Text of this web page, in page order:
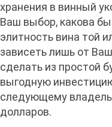
хранения в винный
Ваш выбор, какова
элитность вина той
зависеть лишь от
сделать из простой
выгодную
следующему
долларов.